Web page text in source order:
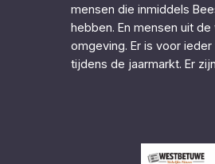
mensen die inmiddels
hebben. En mensen uit
omgeving. Er is voor
tijdens de jaarmarkt. Er